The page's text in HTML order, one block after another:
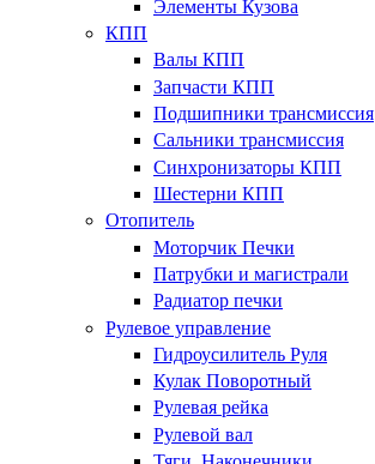
Элементы Кузова
КПП
Валы КПП
Запчасти КПП
Подшипники трансмиссия
Сальники трансмиссия
Синхронизаторы КПП
Шестерни КПП
Отопитель
Моторчик Печки
Патрубки и магистрали
Радиатор печки
Рулевое управление
Гидроусилитель Руля
Кулак Поворотный
Рулевая рейка
Рулевой вал